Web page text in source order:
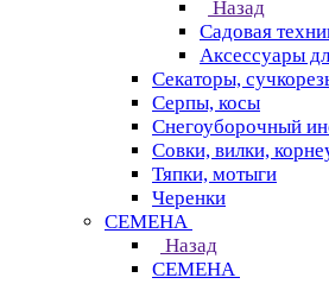
Назад
Садовая
Аксессуары
Секаторы,
Серпы, косы
Снегоуборочный
Совки, вилки,
Тяпки, мотыги
Черенки
СЕМЕНА
Назад
СЕМЕНА